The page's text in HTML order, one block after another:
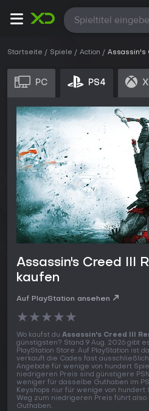
Alle
Startseite Spiele Action Assassin's
PC PS4
Assassin's Creed III
kaufen
Auf PlayStation ansehen
★★★★★
Wo kaufst du Assassin's Creed III
günstigsten? Stand 9 Aug. 2026 gibt
PlayStation Store. Auf PlayStation ist
verkauft die Codes fast
Angebote für wenige von hundert
niedrigeren Preis sind günstigere
weniger für dasselbe Guthaben im
Keyshops nur für wenige von hundert
Weg zum niedrigeren Preis führt also
Guthaben.